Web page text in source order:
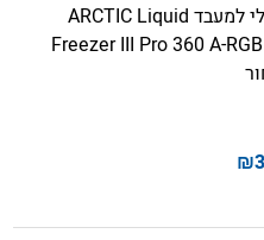
קירור נוזלי למעבד ARCTIC Liquid
Freezer III Pro 360 A-
₪